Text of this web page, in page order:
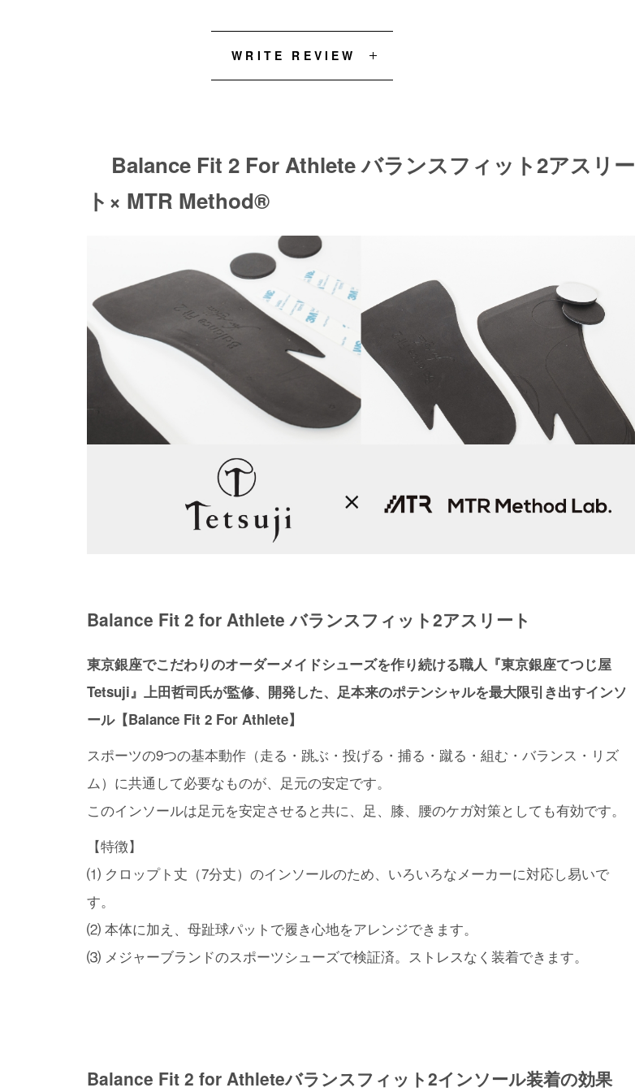
Balance Fit 2 For Athlete バランスフィット2アスリー
ト× MTR Method®︎
Balance Fit 2 for Athlete バランスフィット2アスリート
東京銀座でこだわりのオーダーメイドシューズを作り続ける職⼈『東京銀座てつじ屋
Tetsuji』上⽥哲司⽒が監修、開発した、⾜本来のポテンシャルを最⼤限引き出すインソ
ール【Balance Fit 2 For Athlete】
スポーツの9つの基本動作（⾛る・跳ぶ・投げる・捕る・蹴る・組む・バランス・リズ
ム）に共通して必要なものが、⾜元の安定です。
このインソールは⾜元を安定させると共に、⾜、膝、腰のケガ対策としても有効です。
【特徴】
⑴ クロップト丈（7分丈）のインソールのため、いろいろなメーカーに対応し易いで
す。
⑵ 本体に加え、⺟趾球パットで履き⼼地をアレンジできます。
⑶ メジャーブランドのスポーツシューズで検証済。ストレスなく装着できます。
Balance Fit 2 for Athleteバランスフィット2インソール装着の効果
WRITE REVIEW